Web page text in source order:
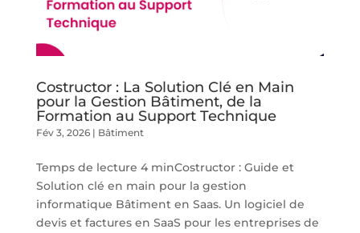
Costructor : La Solution Clé en Main
pour la Gestion Bâtiment, de la
Formation au Support Technique
Fév 3, 2026| Bâtiment
Temps de lecture 4 minCostructor : Guide et
Solution clé en main pour la gestion
informatique Bâtiment en Saas. Un logiciel de
devis et factures en SaaS pour les entreprises de